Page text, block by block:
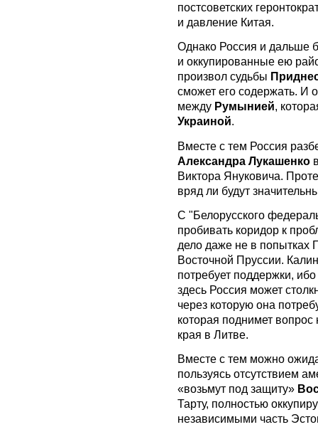
постсоветских
и давление Китая.
Однако Россия и дальше
и оккупированные ею
произвол судьбы
сможет его содержать. И
между Румынией,
Украиной.
Вместе с тем Россия
Александра Лукашенко
Виктора Януковича.
вряд ли будут
С "Белорусского
пробивать коридор к
дело даже не в попытках
Восточной Пруссии.
потребует поддержки,
здесь Россия может
через которую она
которая поднимет
края в Литве.
Вместе с тем можно
пользуясь отсутствием
«возьмут под защиту»
Тарту, полностью
независимыми часть